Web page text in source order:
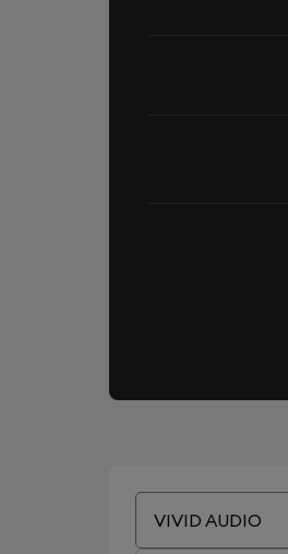
VIVID AUDIO